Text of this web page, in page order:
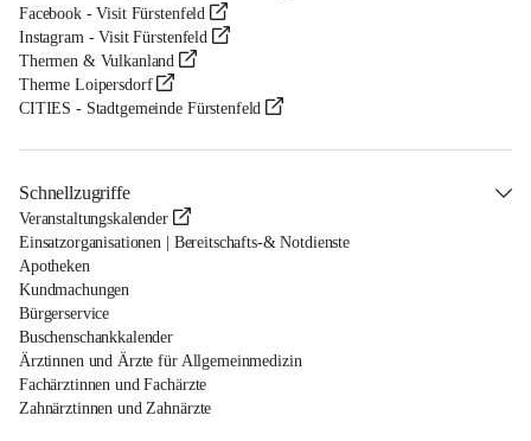
Facebook - Visit Fürstenfeld
Instagram - Visit Fürstenfeld
Thermen & Vulkanland
Therme Loipersdorf
CITIES - Stadtgemeinde Fürstenfeld
Schnellzugriffe
Veranstaltungskalender
Einsatzorganisationen | Bereitschafts-& Notdienste
Apotheken
Kundmachungen
Bürgerservice
Buschenschankkalender
Ärztinnen und Ärzte für Allgemeinmedizin
Fachärztinnen und Fachärzte
Zahnärztinnen und Zahnärzte